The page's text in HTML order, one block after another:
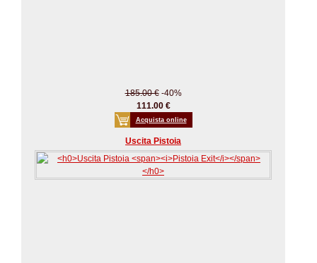
185.00 €-40%
111.00 €
Acquista online
Uscita Pistoia